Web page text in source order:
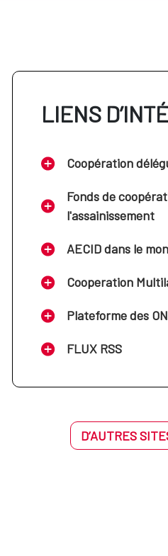
LIENS
Coopération
Fonds de
l'assainissement
AECID dans le
Cooperation
Plateforme des
FLUX RSS
D’AUTRES